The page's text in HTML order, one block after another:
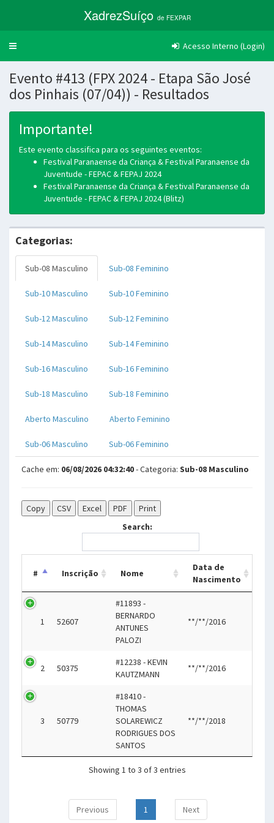
XadrezSuíço de FEXPAR
Trocar
Acesso Interno (Login)
Evento #413 (FPX 2024 - Etapa São José
dos Pinhais (07/04)) - Resultados
Importante!
Este evento classifica para os seguintes eventos:
Festival Paranaense da Criança & Festival Paranaense da
Juventude - FEPAC & FEPAJ 2024
Festival Paranaense da Criança & Festival Paranaense da
Juventude - FEPAC & FEPAJ 2024 (Blitz)
Categorias:
Sub-08 Masculino Sub-08 Feminino
Sub-10 Masculino Sub-10 Feminino
Sub-12 Masculino Sub-12 Feminino
Sub-14 Masculino Sub-14 Feminino
Sub-16 Masculino Sub-16 Feminino
Sub-18 Masculino Sub-18 Feminino
Aberto Masculino Aberto Feminino
Sub-06 Masculino Sub-06 Feminino
Cache em: 06/08/2026 04:32:40- Categoria: Sub-08 Masculino
Copy CSV Excel PDF
Print
Search:
# Inscrição Nome
Data de
Nascimento
1 52607
#11893 -
BERNARDO
ANTUNES
PALOZI
**/**/2016
2 50375
#12238 - KEVIN
KAUTZMANN
**/**/2016
3 50779
#18410 -
THOMAS
SOLAREWICZ
RODRIGUES DOS
SANTOS
**/**/2018
Showing 1 to 3 of 3 entries
Previous 1 Next